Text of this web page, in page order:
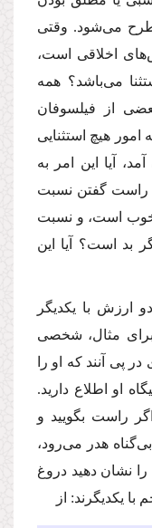
مى‌شود. وقتى
اخلاقى است،
مى‌باشد؟ همه
از فیلسوفان
امور هیچ استثنایى
آیا این امر به
راست گفتن نسبت
خوب است، و نسبت
بد است؟ آیا این
ارزش با یكدیگر
براى مثال، شخصى
پى آنند كه او را
او اطلاع دارید.
راست بگویید و
هدر مى‌رود،
را نشان دهید دروغ
یكدیگرند: از